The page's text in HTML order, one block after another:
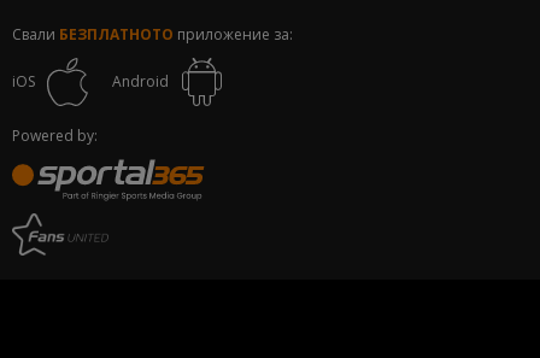
Свали БЕЗПЛАТНОТО приложение за:
iOS Android
Powered by: